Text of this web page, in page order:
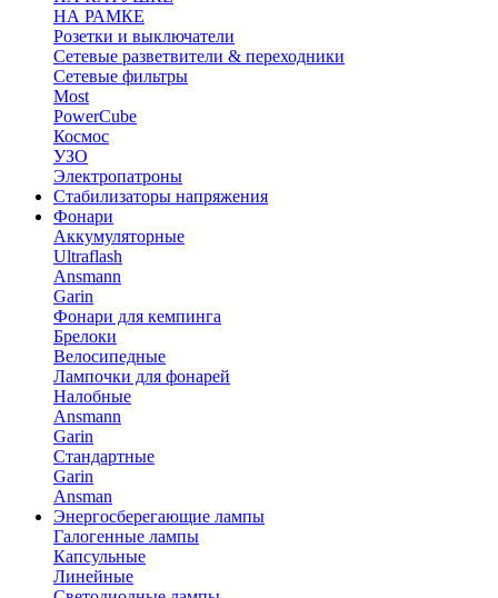
НА РАМКЕ
Розетки и выключатели
Сетевые разветвители & переходники
Сетевые фильтры
Most
PowerCube
Космос
УЗО
Электропатроны
Стабилизаторы напряжения
Фонари
Аккумуляторные
Ultraflash
Ansmann
Garin
Фонари для кемпинга
Брелоки
Велосипедные
Лампочки для фонарей
Налобные
Ansmann
Garin
Стандартные
Garin
Ansman
Энергосберегающие лампы
Галогенные лампы
Капсульные
Линейные